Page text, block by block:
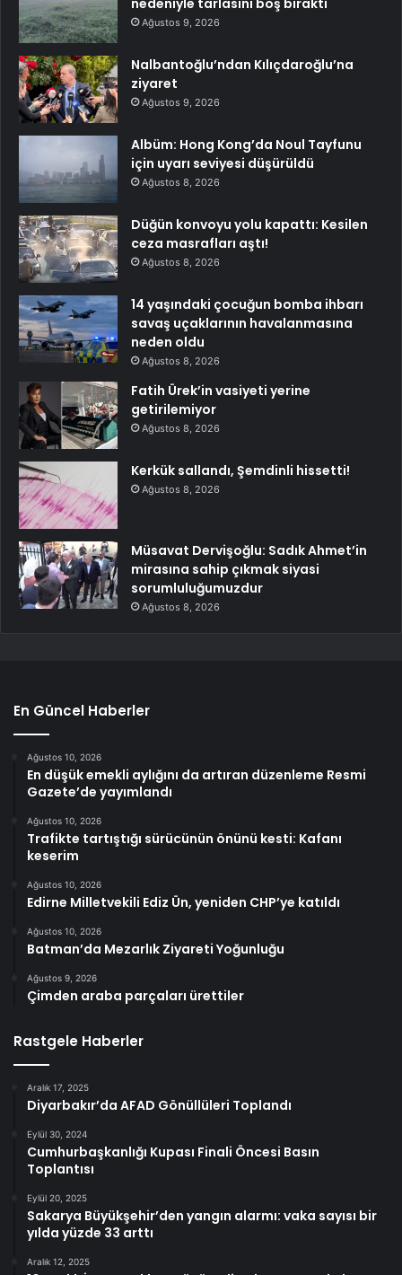
Ağustos 9, 2026
Nalbantoğlu’ndan Kılıçdaroğlu’na
ziyaret
Ağustos 9, 2026
Albüm: Hong Kong’da Noul Tayfunu
için uyarı seviyesi düşürüldü
Ağustos 8, 2026
Düğün konvoyu yolu kapattı: Kesilen
ceza masrafları aştı!
Ağustos 8, 2026
14 yaşındaki çocuğun bomba ihbarı
savaş uçaklarının havalanmasına
neden oldu
Ağustos 8, 2026
Fatih Ürek’in vasiyeti yerine
getirilemiyor
Ağustos 8, 2026
Kerkük sallandı, Şemdinli hissetti!
Ağustos 8, 2026
Müsavat Dervişoğlu: Sadık Ahmet’in
mirasına sahip çıkmak siyasi
sorumluluğumuzdur
Ağustos 8, 2026
En Güncel Haberler
Ağustos 10, 2026
En düşük emekli aylığını da artıran düzenleme Resmi
Gazete’de yayımlandı
Ağustos 10, 2026
Trafikte tartıştığı sürücünün önünü kesti: Kafanı
keserim
Ağustos 10, 2026
Edirne Milletvekili Ediz Ün, yeniden CHP’ye katıldı
Ağustos 10, 2026
Batman’da Mezarlık Ziyareti Yoğunluğu
Ağustos 9, 2026
Çimden araba parçaları ürettiler
Rastgele Haberler
Aralık 17, 2025
Diyarbakır’da AFAD Gönüllüleri Toplandı
Eylül 30, 2024
Cumhurbaşkanlığı Kupası Finali Öncesi Basın
Toplantısı
Eylül 20, 2025
Sakarya Büyükşehir’den yangın alarmı: vaka sayısı bir
yılda yüzde 33 arttı
Aralık 12, 2025